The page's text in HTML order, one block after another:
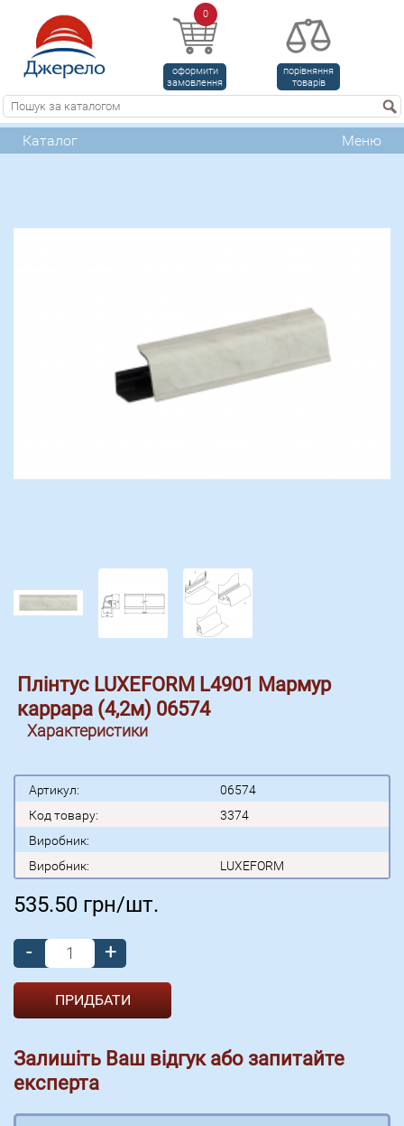
0
оформити
замовлення
порівняння
товарів
Каталог Меню
Плінтус LUXEFORM L4901 Мармур
каррара (4,2м) 06574
Характеристики
Артикул:
06574
Код товару:
3374
Виробник:
Виробник:
LUXEFORM
535.50 грн/шт.
-
+
Залишіть Ваш відгук або запитайте
експерта